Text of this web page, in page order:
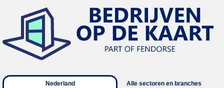
Nederland
Alle sectoren en branches